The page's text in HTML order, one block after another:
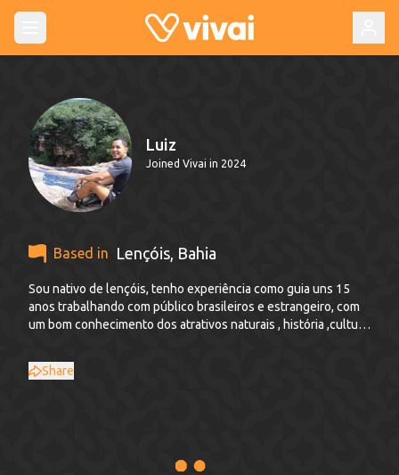
Luiz
Joined Vivai in 2024
Based in Lençóis, Bahia
Sou nativo de lençóis, tenho experiência como guia uns 15
anos trabalhando com público brasileiros e estrangeiro, com
um bom conhecimento dos atrativos naturais , história ,cultura
aventureiro.
Share